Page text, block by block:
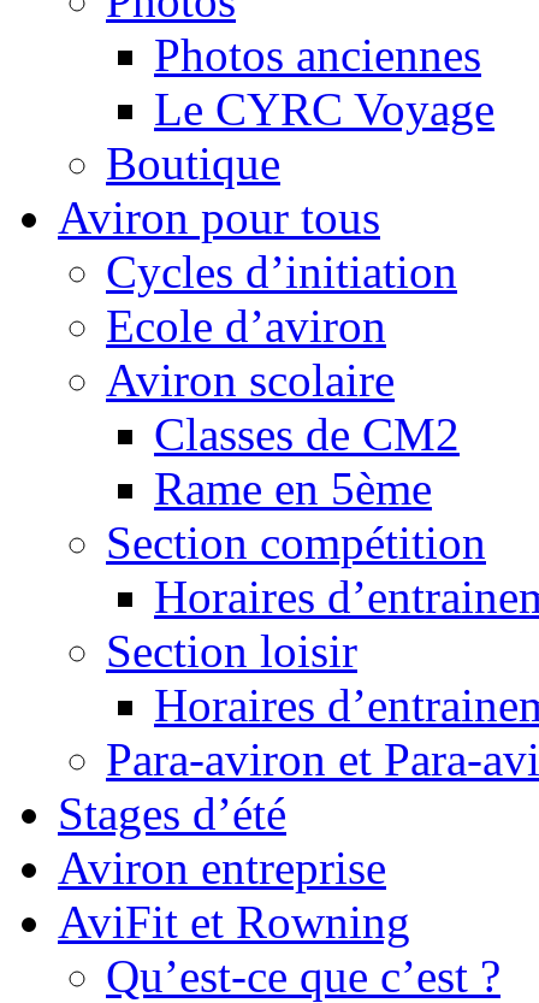
Photos anciennes
Le CYRC Voyage
Boutique
Aviron pour tous
Cycles d’initiation
Ecole d’aviron
Aviron scolaire
Classes de CM2
Rame en 5ème
Section compétition
Horaires
Section loisir
Horaires
Para-aviron et Para-
Stages d’été
Aviron entreprise
AviFit et Rowning
Qu’est-ce que c’est ?